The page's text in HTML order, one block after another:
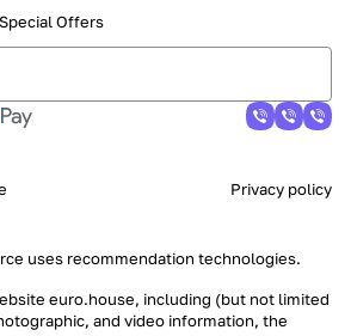
Special Offers
Privacy policy
uses recommendation technologies.
euro.house, including (but not limited
and video information, the